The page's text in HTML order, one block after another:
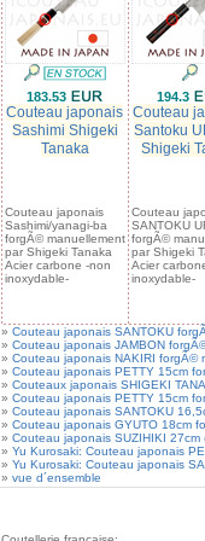
183.53
Couteau japonais
Sashimi Shigeki
Tanaka
Couteau japonais
Sashimi/yanagi-ba
forgÃ© manuellement
par Shigeki Tanaka
Acier carbone -non
inoxydable-
194.3
Couteau
Santoku
Shigeki
Couteau
SANTOKU
forgÃ©
par Shigeki
Acier
inoxydable-
» Couteau japonais SANTOKU
» Couteau japonais JAMBON
» Couteau japonais NAKIRI forgÃ©
» Couteau japonais PETTY 15cm
» Couteaux japonais SHIGEKI
» Couteau japonais PETTY 15cm
» Couteau japonais SANTOKU
» Couteau japonais GYUTO 18cm
» Couteau japonais SUZIHIKI
» Yu Kurosaki: Couteau japonais
» Yu Kurosaki: Couteau japonais
» vue d´ensemble